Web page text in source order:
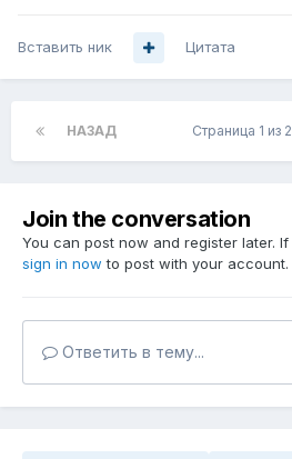
Вставить ник Цитата
НАЗАД Страница 1 из 2
Join the conversation
You can post now and register later.
sign in now to post with your account.
Ответить в тему...